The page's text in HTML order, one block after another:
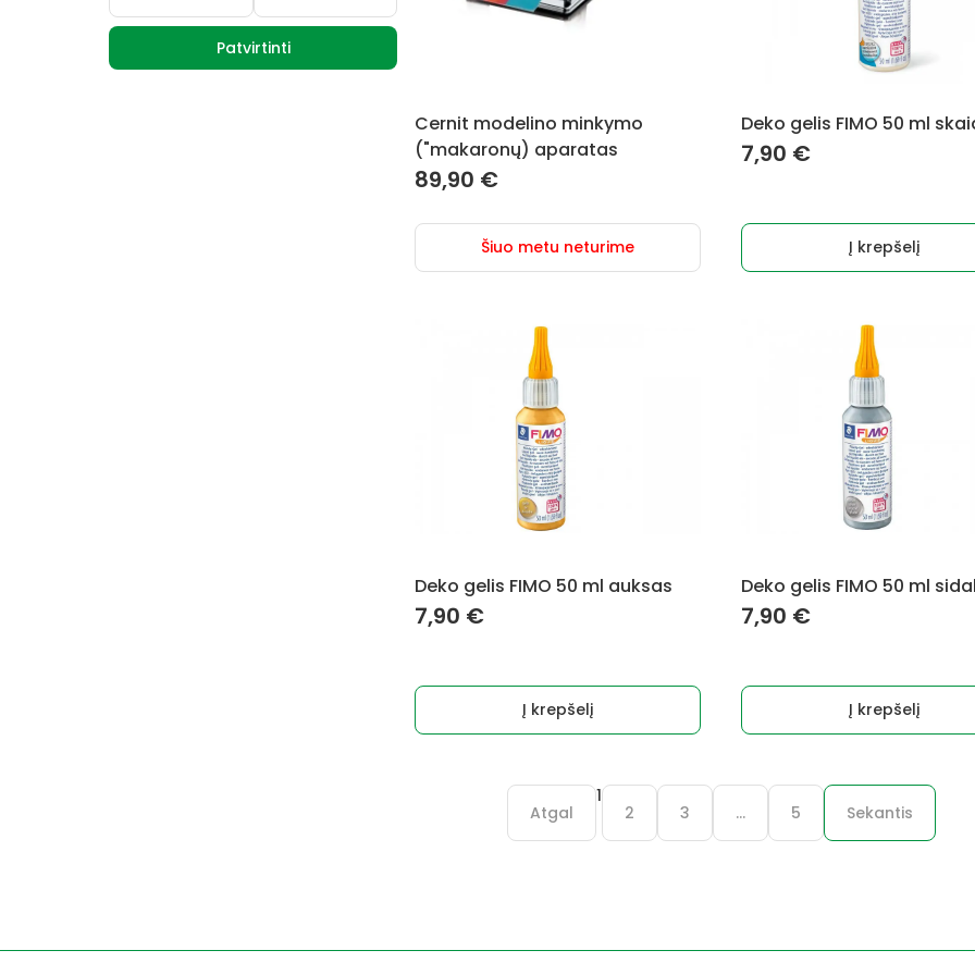
Patvirtinti
Cernit modelino minkymo
("makaronų) aparatas
89,90 €
Šiuo metu neturime
Deko gelis FIMO 50 ml
7,90 €
Į krepšelį
Deko gelis FIMO 50 ml auksas
7,90 €
Į krepšelį
Deko gelis FIMO 50 ml
7,90 €
Į krepšelį
Atgal
1
2 3 … 5 Sekantis